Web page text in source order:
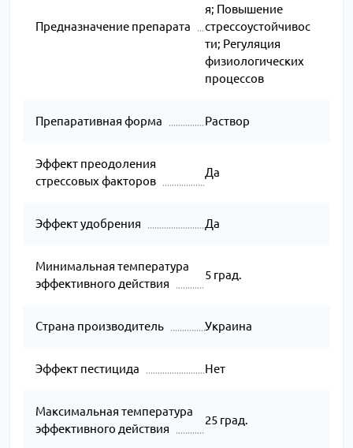
Предназначение препарата
я; Повышение
стрессоустойчивос
ти; Регуляция
физиологических
процессов
Препаративная форма Раствор
Эффект преодоления
стрессовых факторов
Да
Эффект удобрения Да
Минимальная температура
эффективного действия
5 град.
Страна производитель Украина
Эффект пестицида Нет
Максимальная температура
эффективного действия
25 град.